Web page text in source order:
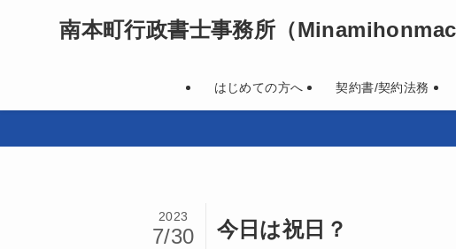
南本町行政書士事務所 （
はじめての方へ 契約書/契約法務
今日は祝日？
2023
7/30